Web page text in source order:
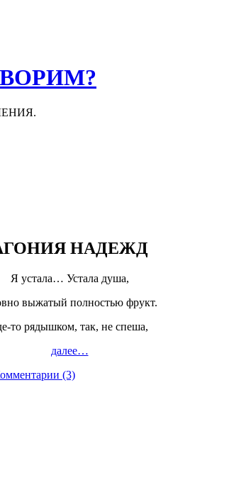
НАДЕЖД
Я устала… Устала душа,
выжатый полностью фрукт.
то рядышком, так, не спеша,
далее…
(3)